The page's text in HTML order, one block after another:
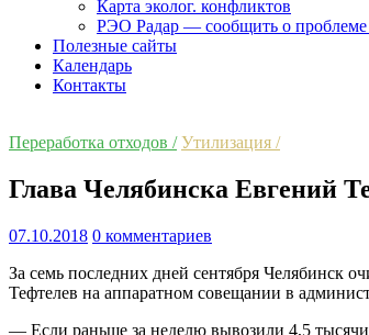
Карта эколог. конфликтов
РЭО Радар — сообщить о проблеме
Полезные сайты
Календарь
Контакты
Переработка отходов / Утилизация /
Глава Челябинска Евгений
07.10.2018 0 комментариев
За семь последних дней сентября Челябинск
Тефтелев на аппаратном совещании в
— Если раньше за неделю вывозили 4,5